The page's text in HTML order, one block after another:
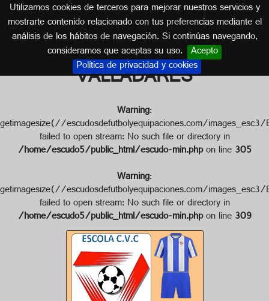
Utilizamos cookies de terceros para mejorar nuestros servicios y
mostrarte contenido relacionado con tus preferencias mediante el
análisis de los hábitos de navegación. Si continúas navegando,
consideramos que aceptas su uso. Acepto
Política de privacidad y cookies
Escudo de ESCOLA C.V.C.
VALLADARES
GALICIA
Warning:
getimagesize(//escudosdefutbolyequipaciones.com/
failed to open stream: No such file or directory in
/home/escudo5/public_html/escudo-min.phpon line305
Warning:
getimagesize(//escudosdefutbolyequipaciones.com/
failed to open stream: No such file or directory in
/home/escudo5/public_html/escudo-min.phpon line309